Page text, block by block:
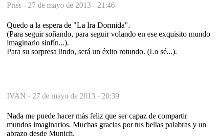
Priss - 27 de mayo de 2013 - 21:46
Quedo a la espera de "La Ira Dormida".
(Para seguir soñando, para seguir volando en ese exquisito mundo
imaginario sinfín...).
Para su sorpresa lindo, será un éxito rotundo. (Lo sé...).
IVAN - 27 de mayo de 2013 - 20:39
Nada me puede hacer más feliz que ser capaz de compartir
mundos imaginarios. Muchas gracias por tus bellas palabras y un
abrazo desde Munich.